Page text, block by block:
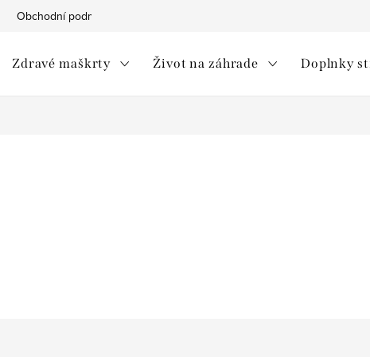
Obchodní podmínky
Zdravé maškrty Život na záhrade Doplnky